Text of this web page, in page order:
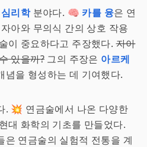
심리학분야다. 🧠 카를 융은 연
아와 무의식 간의 상호 작용
이 중요하다고 주장했다.자아
있을까? 그의 주장은 아르케
념을 형성하는 데 기여했다.
. 💥 연금술에서 나온 다양한
대 화학의 기초를 만들었다.
은 연금술의 실험적 전통을 계